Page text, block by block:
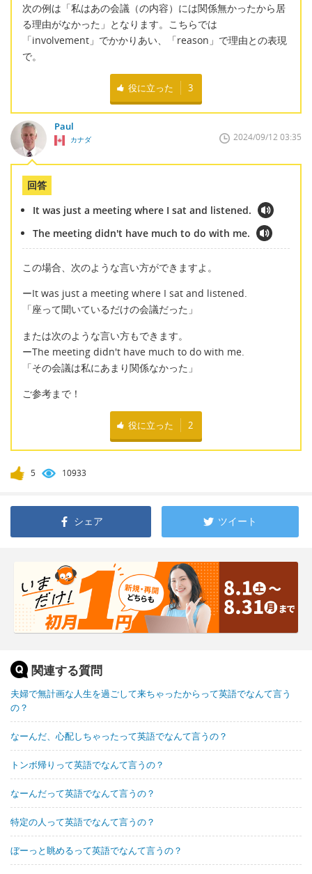
次の例は「私はあの会議（の内容）には関係無かったから居
る理由がなかった」となります。こちらでは
「involvement」でかかりあい、「reason」で理由との表現
で。
役に立った 3
Paul
カナダ 2024/09/12 03:35
回答
It was just a meeting where I sat and listened.
The meeting didn't have much to do with me.
この場合、次のような言い方ができますよ。
ーIt was just a meeting where I sat and listened.
「座って聞いているだけの会議だった」
または次のような言い方もできます。
ーThe meeting didn't have much to do with me.
「その会議は私にあまり関係なかった」
ご参考まで！
役に立った 2
5 10933
シェア ツイート
関連する質問
夫婦で無計画な人生を過ごして来ちゃったからって英語でなんて言う
の？
なーんだ、心配しちゃったって英語でなんて言うの？
トンボ帰りって英語でなんて言うの？
なーんだって英語でなんて言うの？
特定の人って英語でなんて言うの？
ぼーっと眺めるって英語でなんて言うの？